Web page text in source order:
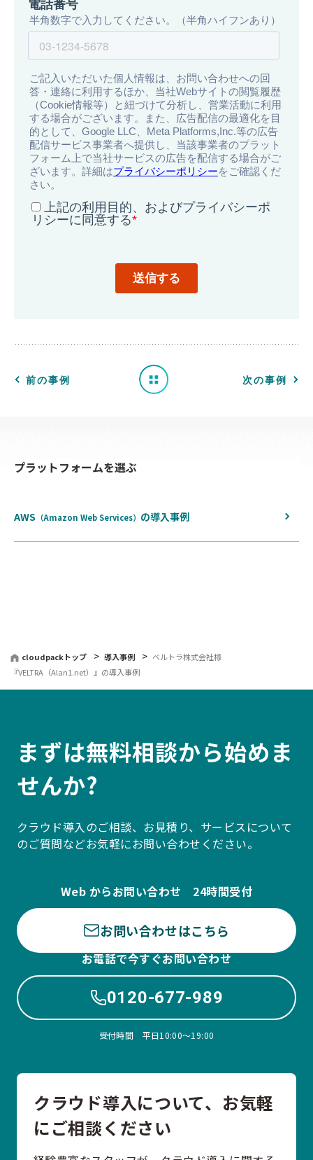
前の事例
例
一 次の事例
プラットフォームを選ぶ
AWS （Amazon Web Services） の導入事例
cloudpackトップ 導入事例
ベルトラ株式会社様
『VELTRA（Alan1.net）』の導入事例
まずは無料相談から始めま
せんか?
クラウド導入のご相談、お見積り、サービスについて
のご質問などお気軽にお問い合わせください。
Web からお問い合わせ 24時間受付
お問い合わせはこちら
お電話で今すぐお問い合わせ
0120-677-989
受付時間 平日10:00〜19:00
クラウド導入について、お気軽
にご相談ください